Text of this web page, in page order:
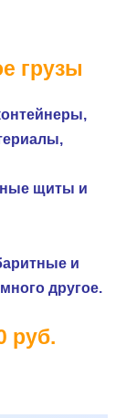
грузы
щиты и
и
другое.
руб.